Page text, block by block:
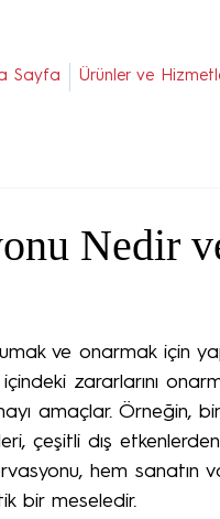
Sayfa Ürünler ve
Nedir
ve onarmak için
zararlarını
amaçlar. Örneğin,
çeşitli dış
hem sanatın
bir meseledir.